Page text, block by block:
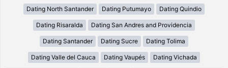
Dating North Santander Dating Putumayo Dating Quindio
Dating Risaralda Dating San Andres and Providencia
Dating Santander Dating Sucre Dating Tolima
Dating Valle del Cauca Dating Vaupés Dating Vichada